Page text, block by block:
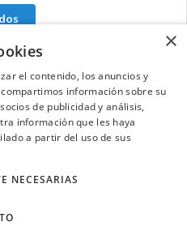
de NextCaddy
Contacta
×
el contenido, los anuncios y
información sobre su
de publicidad y análisis,
información que les haya
a partir del uso de sus
NECESARIAS